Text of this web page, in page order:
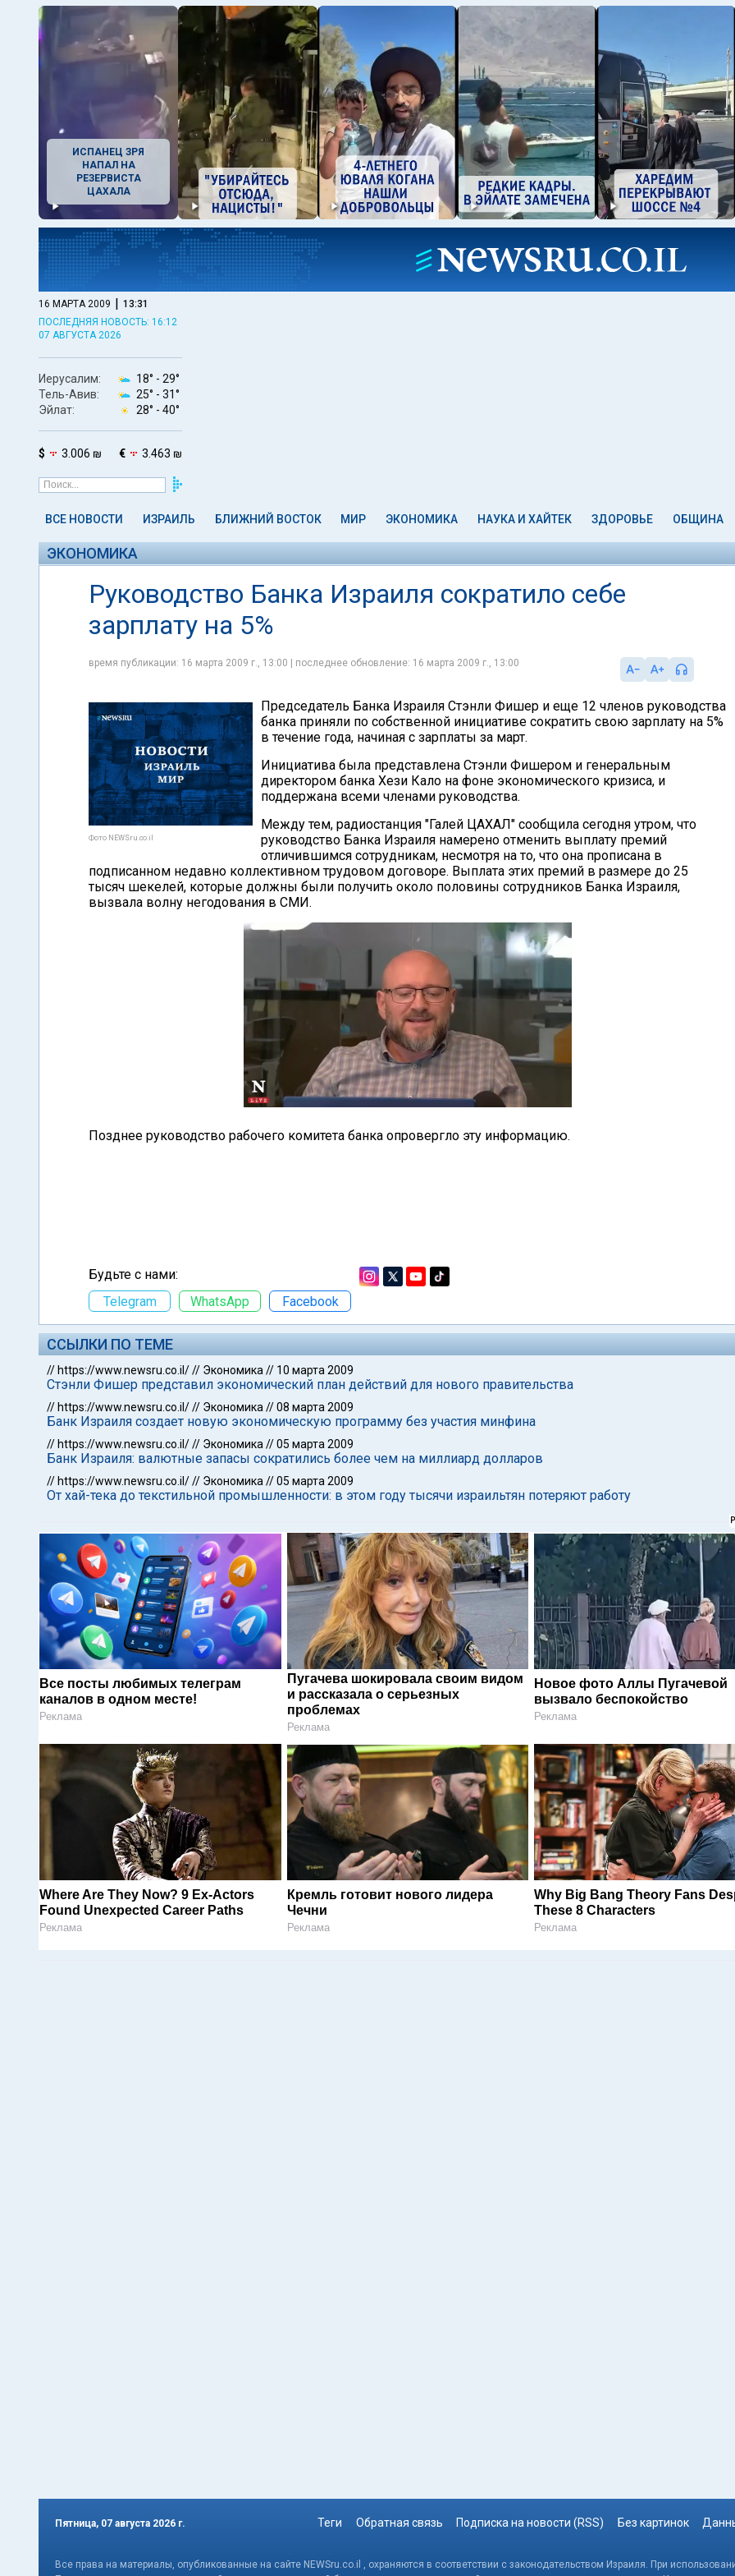
ИСПАНЕЦ ЗРЯ
НАПАЛ НА
РЕЗЕРВИСТА
ЦАХАЛА
16 МАРТА 2009 | 13:31
ПОСЛЕДНЯЯ НОВОСТЬ: 16:12
07 АВГУСТА 2026
Иерусалим: 18° - 29°
Тель-Авив:
25° - 31°
Эйлат:
28° - 40°
$ 3.006 ₪ € 3.463 ₪
ВСЕ НОВОСТИ ИЗРАИЛЬ БЛИЖНИЙ ВОСТОК МИР ЭКОНОМИКА НАУКА И ХАЙТЕК ЗДОРОВЬЕ ОБЩИНА
ЭКОНОМИКА
Руководство Банка Израиля сократило себе
зарплату на 5%
время публикации: 16 марта 2009 г., 13:00 | последнее обновление: 16 марта 2009 г., 13:00
Фото NEWSru.co.il
Председатель Банка Израиля Стэнли Фишер и еще 12 членов руководства
банка приняли по собственной инициативе сократить свою зарплату на 5%
в течение года, начиная с зарплаты за март.
Инициатива была представлена Стэнли Фишером и генеральным
директором банка Хези Кало на фоне экономического кризиса, и
поддержана всеми членами руководства.
Между тем, радиостанция "Галей ЦАХАЛ" сообщила сегодня утром, что
руководство Банка Израиля намерено отменить выплату премий
отличившимся сотрудникам, несмотря на то, что она прописана в
подписанном недавно коллективном трудовом договоре. Выплата этих премий в размере до 25
тысяч шекелей, которые должны были получить около половины сотрудников Банка Израиля,
вызвала волну негодования в СМИ.
Позднее руководство рабочего комитета банка опровергло эту информацию.
Будьте с нами:
Telegram
WhatsApp Facebook
ССЫЛКИ ПО ТЕМЕ
// https://www.newsru.co.il/// Экономика // 10 марта 2009
Стэнли Фишер представил экономический план действий для нового правительства
// https://www.newsru.co.il/// Экономика //08 марта 2009
Банк Израиля создает новую экономическую программу без участия минфина
// https://www.newsru.co.il/// Экономика //05 марта 2009
Банк Израиля: валютные запасы сократились более чем на миллиард долларов
// https://www.newsru.co.il/// Экономика //05 марта 2009
От хай-тека до текстильной промышленности: в этом году тысячи израильтян потеряют работу
Все посты любимых телеграм
каналов в одном месте!
Реклама
Пугачева шокировала своим видом
и рассказала о серьезных
проблемах
Реклама
Новое фото Аллы Пугачевой
вызвало беспокойство
Реклама
Where Are They Now? 9 Ex-Actors
Found Unexpected Career Paths
Реклама
Кремль готовит нового лидера
Чечни
Реклама
Why Big Bang Theory Fans
These 8 Characters
Реклама
Пятница, 07 августа 2026 г. Теги Обратная связь Подписка на новости (RSS) Без картинок
Все права на материалы, опубликованные на сайте NEWSru.co.il , охраняются в соответствии с законодательством Израиля. При